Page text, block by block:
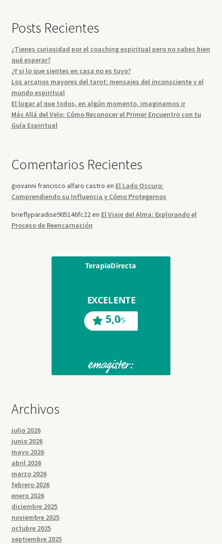
Posts Recientes
¿Tienes curiosidad por el coaching espiritual pero no sabes bien
qué esperar?
¿Y si lo que sientes en casa no es tuyo?
Los arcanos mayores del tarot: mensajes del inconsciente y el
mundo espiritual
El lugar al que todos, en algún momento, imaginamos ir
Más Allá del Velo: Cómo Reconocer el Primer Encuentro con tu
Guía Espiritual
Comentarios Recientes
giovanni francisco alfaro castro en El Lado Oscuro:
Comprendiendo su Influencia y Cómo Protegernos
brieflyparadise905146fc22en El Viaje del Alma: Explorando el
Proceso de Reencarnación
Archivos
julio 2026
junio 2026
mayo 2026
abril 2026
marzo 2026
febrero 2026
enero 2026
diciembre 2025
noviembre 2025
octubre 2025
septiembre 2025